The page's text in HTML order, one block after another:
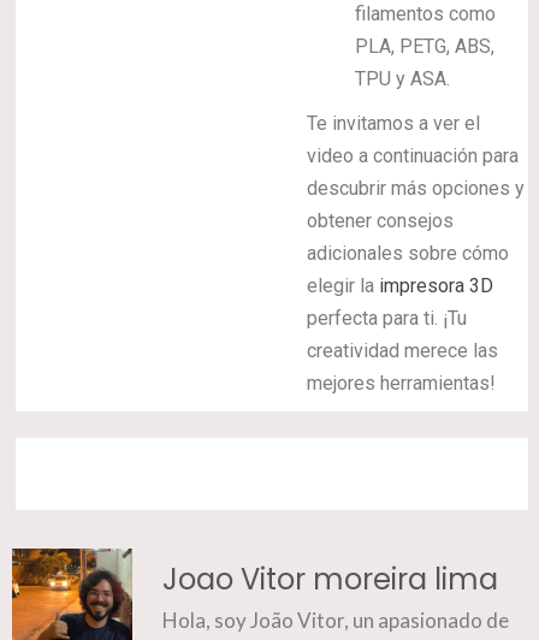
filamentos como
PLA, PETG, ABS,
TPU y ASA.
Te invitamos a ver el
video a continuación para
descubrir más opciones y
obtener consejos
adicionales sobre cómo
elegir la impresora 3D
perfecta para ti. ¡Tu
creatividad merece las
mejores herramientas!
Joao Vitor moreira lima
Hola, soy João Vitor, un apasionado de